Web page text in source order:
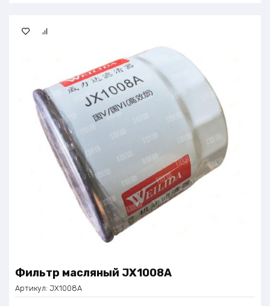
Фильтр масляный JX1008A
Артикул: JX1008A